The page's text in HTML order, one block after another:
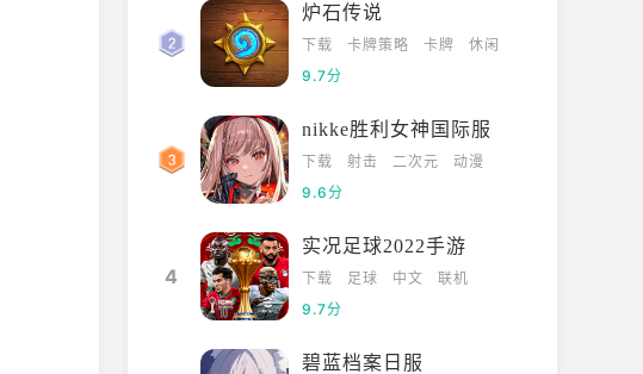
炉石传说
下载 卡牌策略 卡牌
休闲
9.7分
nikke胜利女神国际服
下载 射击 二次元
动漫
9.6分
4
实况足球2022手游
下载 足球 中文
联机
9.7分
碧蓝档案日服